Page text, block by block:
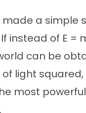
made a simple
instead of E =
can be
light
most